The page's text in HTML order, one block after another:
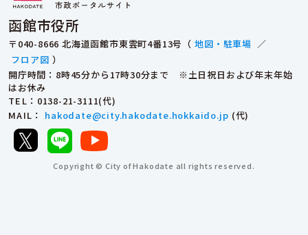
函館市役所
〒040-8666 北海道函館市東雲町4番13号（ 地図・駐車場 ／
フロア図 ）
開庁時間：8時45分から17時30分まで ※土日祝日および年末年始
はお休み
TEL ：0138-21-3111(代)
MAIL ： hakodate@city.hakodate.hokkaido.jp (代)
Copyright © City of Hakodate all rights reserved.